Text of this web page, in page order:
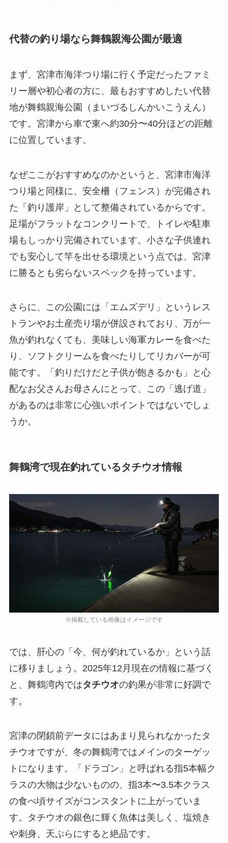
代替の釣り場なら舞鶴親海公園が最適
まず、宮津市海洋つり場に行く予定だったファミ
リー層や初心者の方に、最もおすすめしたい代替
地が舞鶴親海公園（まいづるしんかいこうえん）
です。宮津から車で東へ約30分〜40分ほどの距離
に位置しています。
なぜここがおすすめなのかというと、宮津市海洋
つり場と同様に、安全柵（フェンス）が完備され
た「釣り護岸」として整備されているからです。
足場がフラットなコンクリートで、トイレや駐車
場もしっかり完備されています。小さな子供連れ
でも安心して竿を出せる環境という点では、宮津
に勝るとも劣らないスペックを持っています。
さらに、この公園には「エムズデリ」というレス
トランやお土産売り場が併設されており、万が一
魚が釣れなくても、美味しい海軍カレーを食べた
り、ソフトクリームを食べたりしてリカバーが可
能です。「釣りだけだと子供が飽きるかも」と心
配なお父さんお母さんにとって、この「逃げ道」
があるのは非常に心強いポイントではないでしょ
うか。
舞鶴湾で現在釣れているタチウオ情報
では、肝心の「今、何が釣れているか」という話
に移りましょう。2025年12月現在の情報に基づく
と、舞鶴湾内ではタチウオの釣果が非常に好調で
す。
宮津の閉鎖前データにはあまり見られなかったタ
チウオですが、冬の舞鶴湾ではメインのターゲッ
トになります。「ドラゴン」と呼ばれる指5本幅ク
ラスの大物は少ないものの、指3本〜3.5本クラス
の食べ頃サイズがコンスタントに上がっていま
す。タチウオの銀色に輝く魚体は美しく、塩焼き
や刺身、天ぷらにすると絶品です。